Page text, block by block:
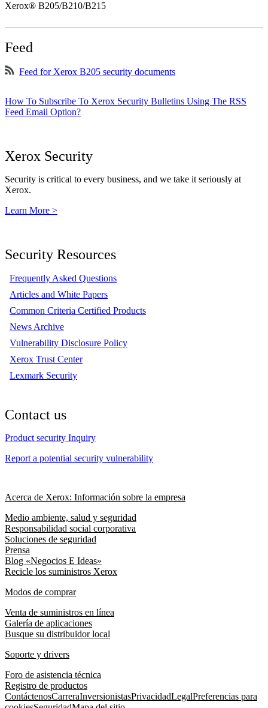
Xerox® B205/B210/B215
Feed
Feed for Xerox B205 security documents
How To Subscribe To Xerox Security Bulletins Using The RSS
Feed Email Option?
Xerox Security
Security is critical to every business, and we take it seriously at
Xerox.
Learn More >
Security Resources
Frequently Asked Questions
Articles and White Papers
Common Criteria Certified Products
News Archive
Vulnerability Disclosure Policy
Xerox Trust Center
Lexmark Security
Contact us
Product security Inquiry
Report a potential security vulnerability
Acerca de Xerox: Información sobre la empresa
Medio ambiente, salud y seguridad
Responsabilidad social corporativa
Soluciones de seguridad
Prensa
Blog «Negocios E Ideas»
Recicle los suministros Xerox
Modos de comprar
Venta de suministros en línea
Galería de aplicaciones
Busque su distribuidor local
Soporte y drivers
Foro de asistencia técnica
Registro de productos
ContáctenosCarreraInversionistasPrivacidadLegalPreferencias para